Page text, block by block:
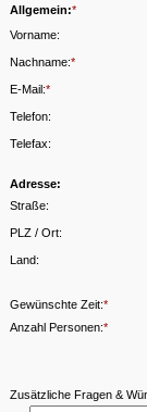
Allgemein:*
Vorname:
Nachname:*
E-Mail:*
Telefon:
Telefax:
Adresse:
Straße:
PLZ / Ort:
Land:
Gewünschte Zeit:*
Anzahl Personen:*
Zusätzliche Fragen &